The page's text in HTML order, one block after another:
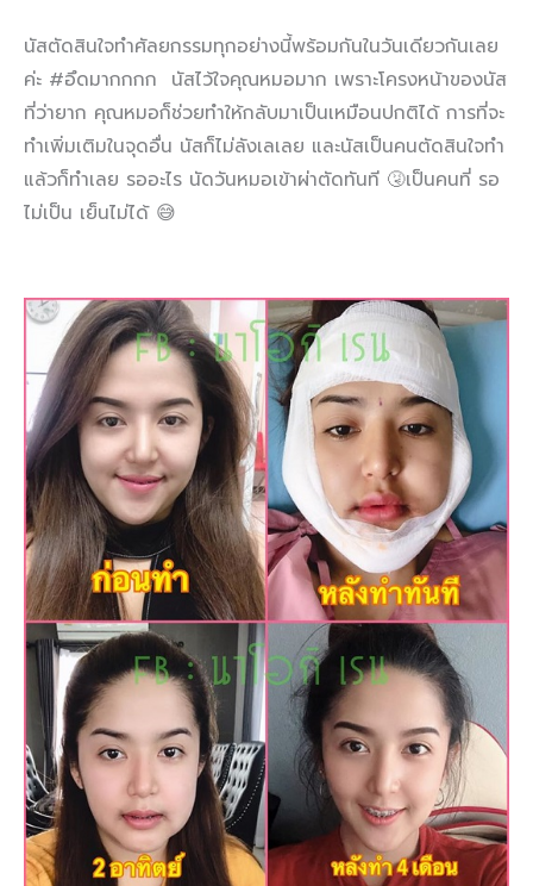
นัสตัดสินใจทำศัลยกรรมทุกอย่างนี้พร้อมกันในวันเดียวกันเลย
ค่ะ #อึดมากกกก นัสไว้ใจคุณหมอมาก เพราะโครงหน้าของนัส
ที่ว่ายาก คุณหมอก็ช่วยทำให้กลับมาเป็นเหมือนปกติได้ การที่จะ
ทำเพิ่มเติมในจุดอื่น นัสก็ไม่ลังเลเลย และนัสเป็นคนตัดสินใจทำ
แล้วก็ทำเลย รออะไร นัดวันหมอเข้าผ่าตัดทันที 🤧เป็นคนที่ รอ
ไม่เป็น เย็นไม่ได้ 😅